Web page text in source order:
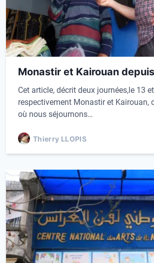
Monastir et Kairouan
Cet article, décrit deux journées,le 13
respectivement Monastir et Kairouan,
où nous séjournons…
Thierry LLOPIS